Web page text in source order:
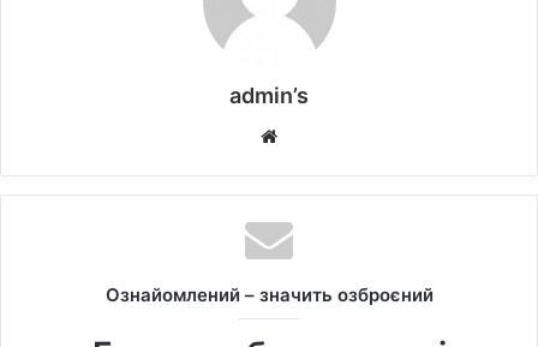
admin’s
b
s
i
e
Ознайомлений – значить озброєний